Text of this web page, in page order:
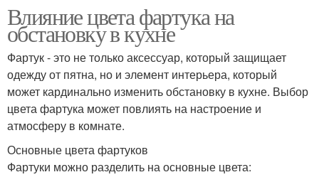
Влияние цвета фартука на
обстановку в кухне
Фартук - это не только аксессуар, который защищает
одежду от пятна, но и элемент интерьера, который
может кардинально изменить обстановку в кухне. Выбор
цвета фартука может повлиять на настроение и
атмосферу в комнате.
Основные цвета фартуков
Фартуки можно разделить на основные цвета: